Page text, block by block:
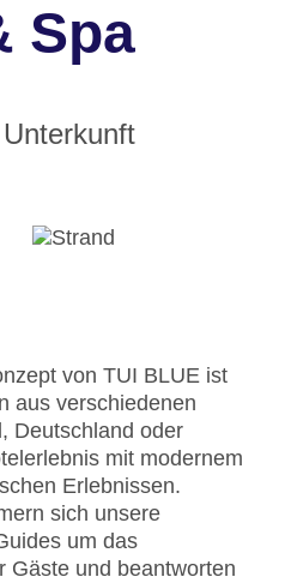
Spa
von TUI BLUE ist
aus verschiedenen
Deutschland oder
mit modernem
Erlebnissen.
sich unsere
um das
Gäste und beantworten